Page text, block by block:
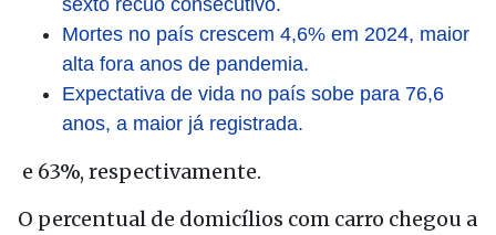
sexto recuo consecutivo.
Mortes no país crescem 4,6% em 2024, maior
alta fora anos de pandemia.
Expectativa de vida no país sobe para 76,6
anos, a maior já registrada.
e 63%, respectivamente.
O percentual de domicílios com carro chegou a